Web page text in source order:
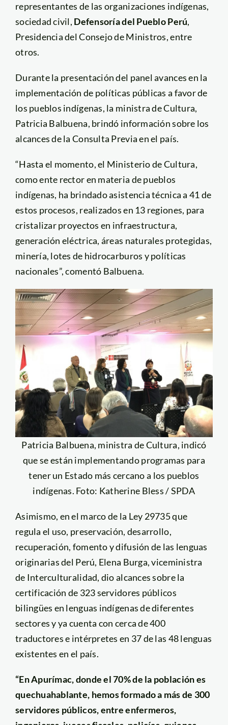
representantes de las organizaciones indígenas,
sociedad civil, Defensoría del Pueblo Perú,
Presidencia del Consejo de Ministros, entre
otros.
Durante la presentación del panel avances en la
implementación de políticas públicas a favor de
los pueblos indígenas, la ministra de Cultura,
Patricia Balbuena, brindó información sobre los
alcances de la Consulta Previa en el país.
“Hasta el momento, el Ministerio de Cultura,
como ente rector en materia de pueblos
indígenas, ha brindado asistencia técnica a 41 de
estos procesos, realizados en 13 regiones, para
cristalizar proyectos en infraestructura,
generación eléctrica, áreas naturales protegidas,
minería, lotes de hidrocarburos y políticas
nacionales”, comentó Balbuena.
Patricia Balbuena, ministra de Cultura, indicó
que se están implementando programas para
tener un Estado más cercano a los pueblos
indígenas. Foto: Katherine Bless / SPDA
Asimismo, en el marco de la Ley 29735 que
regula el uso, preservación, desarrollo,
recuperación, fomento y difusión de las lenguas
originarias del Perú, Elena Burga, viceministra
de Interculturalidad, dio alcances sobre la
certificación de 323 servidores públicos
bilingües en lenguas indígenas de diferentes
sectores y ya cuenta con cerca de 400
traductores e intérpretes en 37 de las 48 lenguas
existentes en el país.
“En Apurímac, donde el 70% de la población es
quechuahablante, hemos formado a más de 300
servidores públicos, entre enfermeros,